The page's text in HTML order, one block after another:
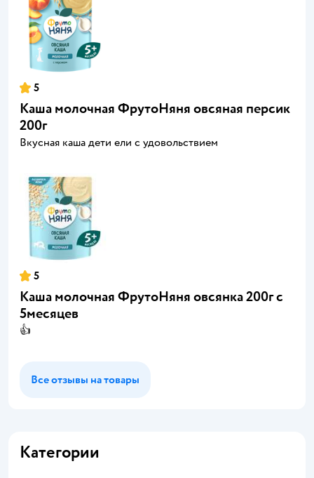
5
Каша молочная ФрутоНяня овсяная персик
200г
Вкусная каша дети ели с удовольствием
5
Каша молочная ФрутоНяня овсянка 200г с
5месяцев
👍
Все отзывы на товары
Категории